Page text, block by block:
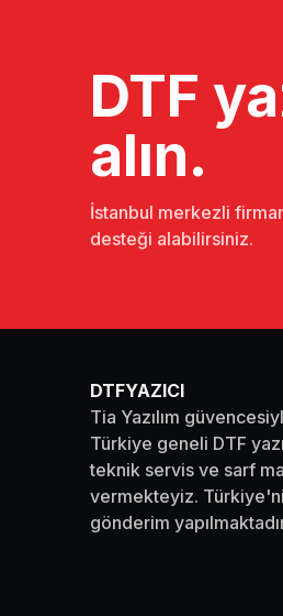
DTF
alın.
İstanbul merkezli
desteği alabilirsiniz.
DTFYAZICI
Tia Yazılım
Türkiye geneli DTF
teknik servis ve sarf
vermekteyiz.
gönderim